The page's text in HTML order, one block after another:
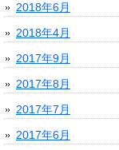
2018年6月
2018年4月
2017年9月
2017年8月
2017年7月
2017年6月